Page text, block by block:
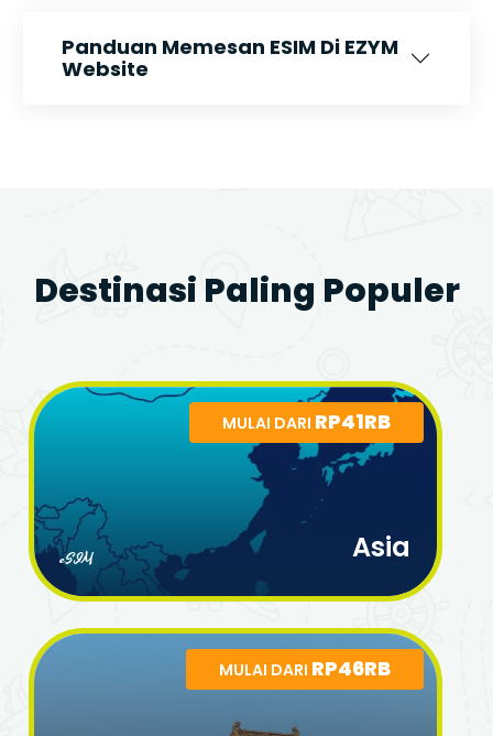
Panduan Memesan ESIM Di EZYM
Website
Destinasi Paling Populer
MULAI DARI RP41RB
eSIM Asia
MULAI DARI RP46RB